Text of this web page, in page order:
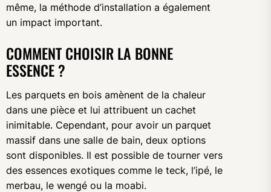
même, la méthode d’installation a également
un impact important.
COMMENT CHOISIR LA BONNE
ESSENCE ?
Les parquets en bois amènent de la chaleur
dans une pièce et lui attribuent un cachet
inimitable. Cependant, pour avoir un parquet
massif dans une salle de bain, deux options
sont disponibles. Il est possible de tourner vers
des essences exotiques comme le teck, l’ipé, le
merbau, le wengé ou la moabi.